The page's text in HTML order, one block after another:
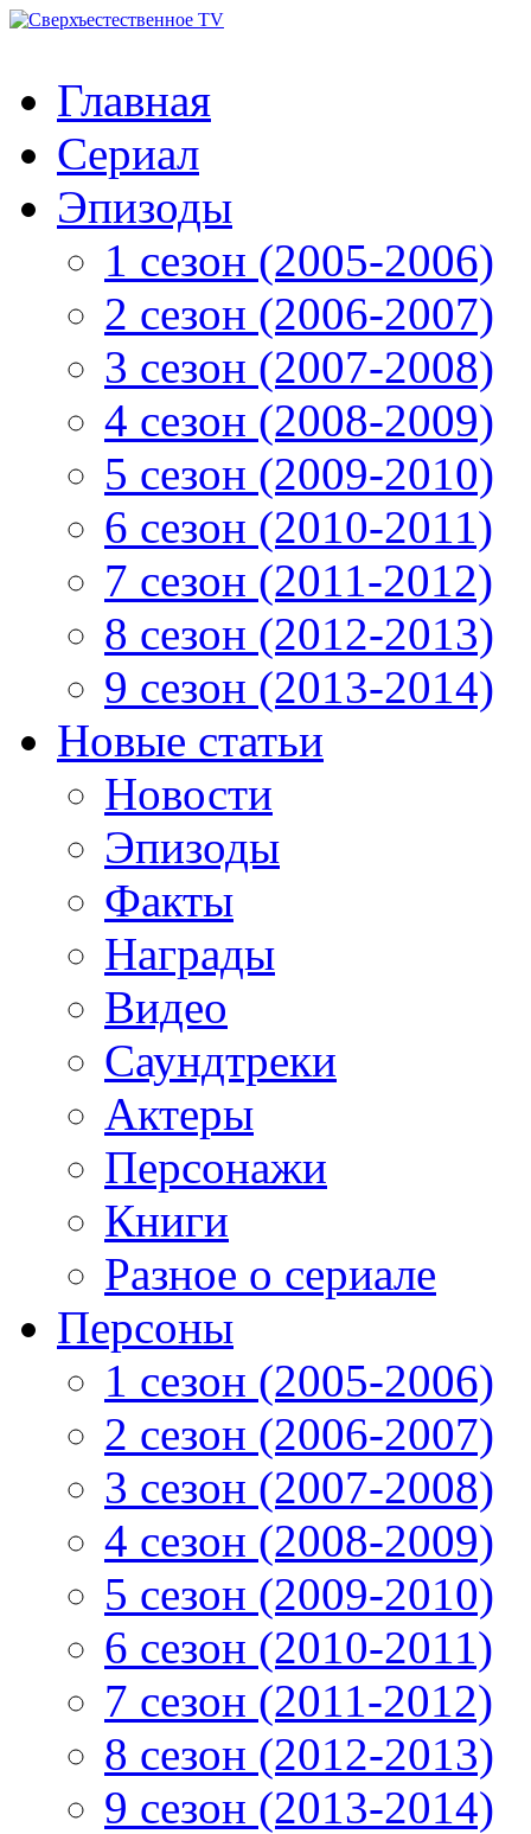
Главная
Сериал
Эпизоды
1 сезон (2005-2006)
2 сезон (2006-2007)
3 сезон (2007-2008)
4 сезон (2008-2009)
5 сезон (2009-2010)
6 сезон (2010-2011)
7 сезон (2011-2012)
8 сезон (2012-2013)
9 сезон (2013-2014)
Новые статьи
Новости
Эпизоды
Факты
Награды
Видео
Саундтреки
Актеры
Персонажи
Книги
Разное о сериале
Персоны
1 сезон (2005-2006)
2 сезон (2006-2007)
3 сезон (2007-2008)
4 сезон (2008-2009)
5 сезон (2009-2010)
6 сезон (2010-2011)
7 сезон (2011-2012)
8 сезон (2012-2013)
9 сезон (2013-2014)